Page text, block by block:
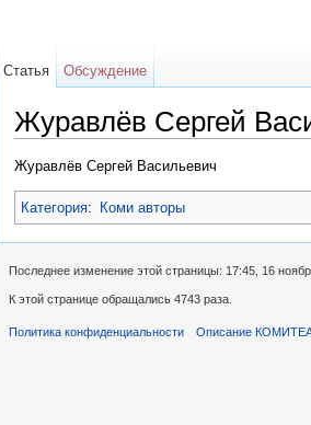
Журавлёв Сергей
Журавлёв Сергей Васильевич
Категория: Коми авторы
Статья Обсуждение
Последнее изменение этой страницы: 17:45, 16
К этой странице обращались 4743 раза.
Политика конфиденциальности Описание